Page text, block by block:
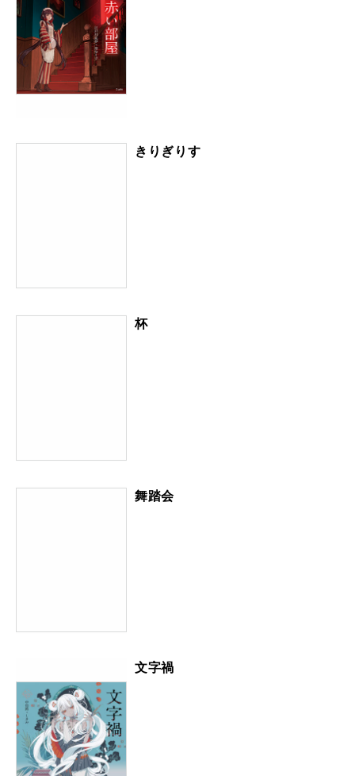
きりぎりす
杯
舞踏会
文字禍